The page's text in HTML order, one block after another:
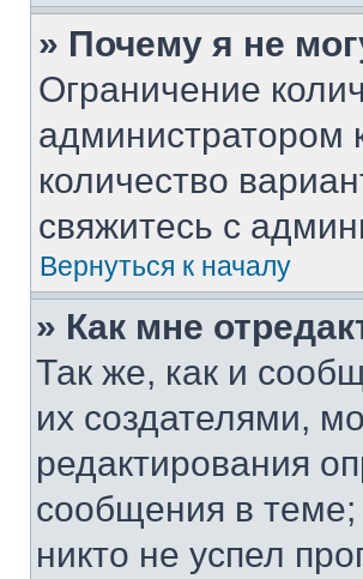
» Почему я не
Ограничение
администратором
количество
свяжитесь с
Вернуться к началу
» Как мне
Так же, как и
их создателями,
редактирования
сообщения в теме;
никто не успел